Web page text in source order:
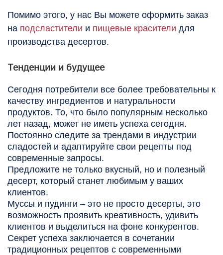
Помимо этого, у нас Вы можете оформить заказ
на подсластители и пищевые красители для
производства десертов.
Тенденции и будущее
Сегодня потребители все более требовательны к
качеству ингредиентов и натуральности
продуктов. То, что было популярным несколько
лет назад, может не иметь успеха сегодня.
Постоянно следите за трендами в индустрии
сладостей и адаптируйте свои рецепты под
современные запросы.
Предложите не только вкусный, но и полезный
десерт, который станет любимым у ваших
клиентов.
Муссы и пудинги – это не просто десерты, это
возможность проявить креативность, удивить
клиентов и выделиться на фоне конкурентов.
Секрет успеха заключается в сочетании
традиционных рецептов с современными